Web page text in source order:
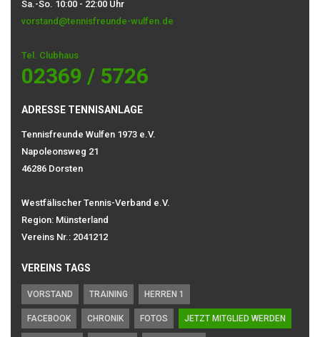
Sa.-So. 10:00 - 22:00 Uhr
vorstand@tennisfreunde-wulfen.de
Tel. Clubhaus
02369 / 5726
ADRESSE TENNISANLAGE
Tennisfreunde Wulfen 1973 e.V.
Napoleonsweg 21
46286 Dorsten
Westfälischer Tennis-Verband e.V.
Region: Münsterland
Vereins Nr.: 2041212
VEREINS TAGS
VORSTAND TRAINING HERREN 1
FACEBOOK CHRONIK FOTOS JETZT MITGLIED WERDEN